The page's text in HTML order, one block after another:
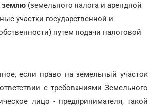
землю (земельного налога и арендной
участки государственной и
путем подачи налоговой
если право на земельный участок
с требованиями Земельного
лицо - предпринимателя, такой